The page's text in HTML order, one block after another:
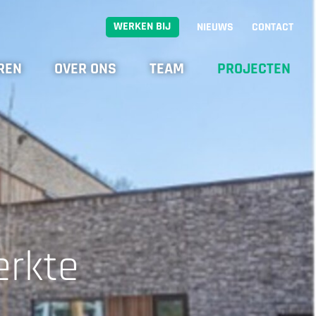
OVER ONS TEAM PROJECTEN
WERKEN BIJ NIEUWS CONTACT